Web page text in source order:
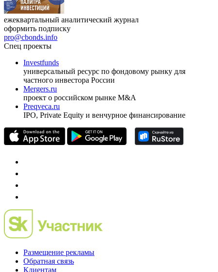
ежеквартальный аналитический журнал
оформить подписку
pro@cbonds.info
Спец проекты
Investfunds
универсальный ресурс по фондовому рынку для
частного инвестора России
проект о российском рынке M&A
Preqveca.ru